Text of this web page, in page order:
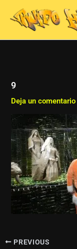
contenido
9
Deja un comentario
PREVIOUS